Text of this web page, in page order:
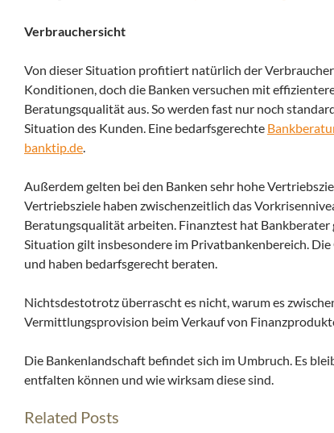
Verbrauchersicht
Von dieser Situation profitiert natürlich der
Konditionen, doch die Banken versuchen mit
Beratungsqualität aus. So werden fast nur noch
Situation des Kunden. Eine bedarfsgerechte
banktip.de.
Außerdem gelten bei den Banken sehr hohe
Vertriebsziele haben zwischenzeitlich das
Beratungsqualität arbeiten. Finanztest hat
Situation gilt insbesondere im Privatbankenbereich.
und haben bedarfsgerecht beraten.
Nichtsdestotrotz überrascht es nicht, warum es
Vermittlungsprovision beim Verkauf von
Die Bankenlandschaft befindet sich im Umbruch. Es
entfalten können und wie wirksam diese sind.
Related Posts